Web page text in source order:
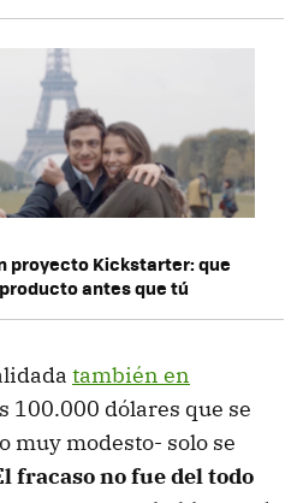
proyecto Kickstarter: que
antes que tú
también en
100.000 dólares que se
muy modesto- solo se
fracaso no fue del todo